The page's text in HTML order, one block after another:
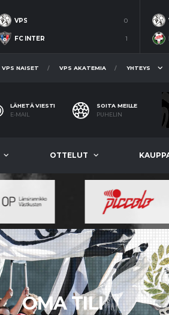
VPS 0
FC INTER 1
VPS NAISET VPS AKATEMIA YHTEYS
LÄHETÄ VIESTI
E-MAIL
SOITA MEILLE
PUHELIN
OTTELUT
OMATILI